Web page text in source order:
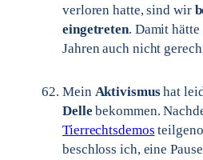
verloren hatte, sind wir
eingetreten. Damit
Jahren auch nicht
Mein Aktivismushat
Delle bekommen.
Tierrechtsdemos
beschloss ich, eine